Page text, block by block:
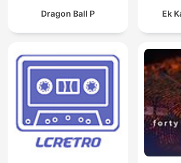
Dragon Ball P Ek